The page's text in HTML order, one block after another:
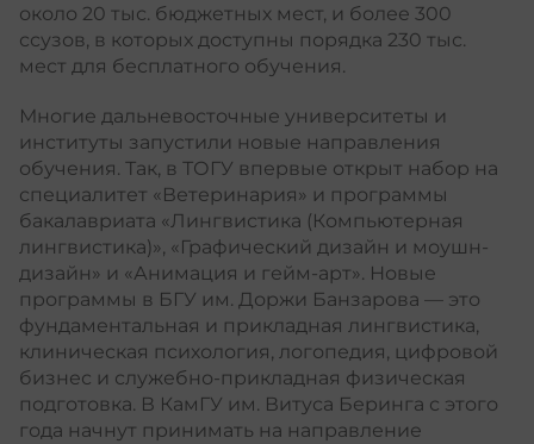
около 20 тыс. бюджетных мест, и более 300
ссузов, в которых доступны порядка 230 тыс.
мест для бесплатного обучения.
Многие дальневосточные университеты и
институты запустили новые направления
обучения. Так, в ТОГУ впервые открыт набор на
специалитет «Ветеринария» и программы
бакалавриата «Лингвистика (Компьютерная
лингвистика)», «Графический дизайн и моушн-
дизайн» и «Анимация и гейм-арт». Новые
программы в БГУ им. Доржи Банзарова — это
фундаментальная и прикладная лингвистика,
клиническая психология, логопедия, цифровой
бизнес и служебно-прикладная физическая
подготовка. В КамГУ им. Витуса Беринга с этого
года начнут принимать на направление